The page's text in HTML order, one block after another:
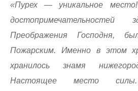
«Пурех — уникальное
Преображения Господня,
Пожарским. Именно в этом
хранилось знамя
Настоящее место